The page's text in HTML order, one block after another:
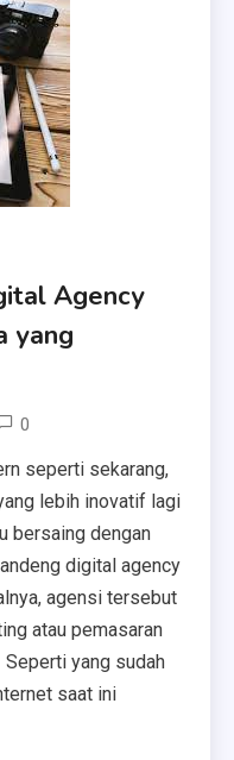
Agency
yang
0
seperti sekarang,
lebih inovatif lagi
bersaing dengan
digital agency
agensi tersebut
atau pemasaran
yang sudah
saat ini